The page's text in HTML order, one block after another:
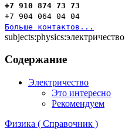
+7 910 874 73 73
+7 904 064 04 04
Больше контактов...
subjects:physics:электричество
Содержание
Электричество
Это интересно
Рекомендуем
Физика ( Справочник )